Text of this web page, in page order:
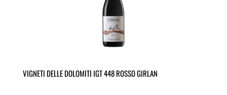
VIGNETI DELLE DOLOMITI IGT 448 ROSSO GIRLAN